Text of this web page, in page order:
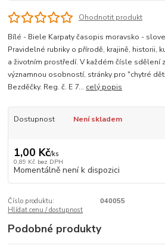
Ohodnotit produkt
Bílé - Biele Karpaty časopis moravsko -
Pravidelné rubriky o přírodě, krajině, historii,
a životním prostředí. V každém čísle sdělení
významnou osobností, stránky pro "chytré
Bezděčky. Reg. č. E 7... celý popis
Dostupnost Není skladem
1,00 Kč/ks
0,89 Kč bez DPH
Momentálně není k dispozici
Číslo produktu:
040055
Hlídat cenu / dostupnost
Podobné produkty